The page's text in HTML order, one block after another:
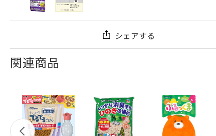
シェアする
関連商品